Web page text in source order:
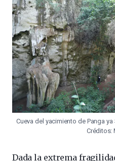
Cueva del yacimiento de Panga
Créditos:
Dada la extrema